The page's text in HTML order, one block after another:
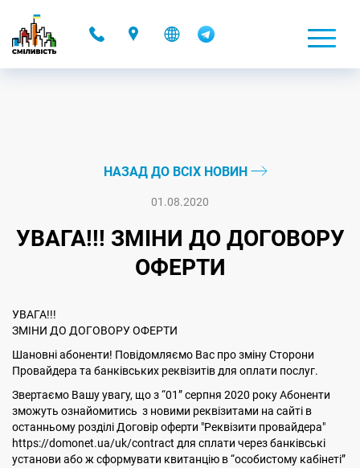
НАЗАД ДО ВСІХ НОВИН
01.08.2020
УВАГА!!! ЗМІНИ ДО ДОГОВОРУ
ОФЕРТИ
УВАГА!!!
ЗМІНИ ДО ДОГОВОРУ ОФЕРТИ
Шановні абоненти! Повідомляємо Вас про зміну Сторони
Провайдера та банківських реквізитів для оплати послуг.
Звертаємо Вашу увагу, що з “01” серпня 2020 року Абоненти
зможуть ознайомитись з новими реквізитами на сайті в
останньому розділі Договір оферти "Реквізити провайдера"
https://domonet.ua/uk/contract для сплати через банківські
установи або ж сформувати квитанцію в “особистому кабінеті”